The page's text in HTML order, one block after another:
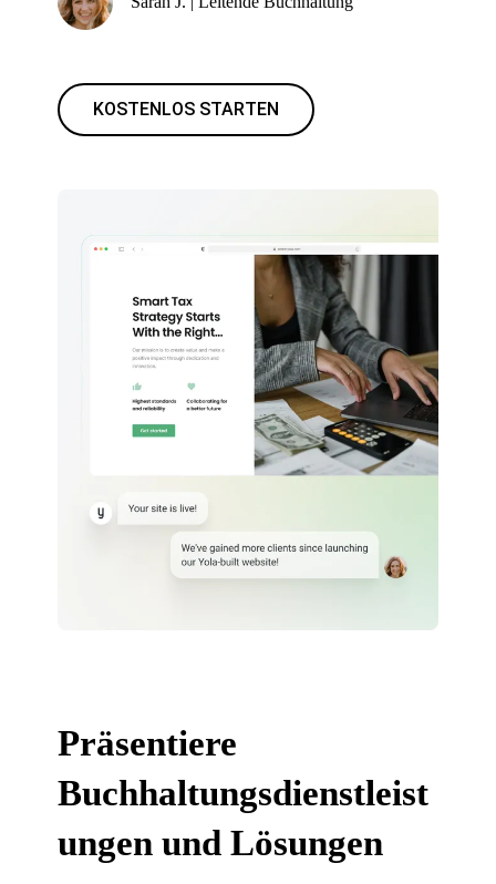
KOSTENLOS STARTEN
Präsentiere
Buchhaltungsdienstleist
ungen und Lösungen